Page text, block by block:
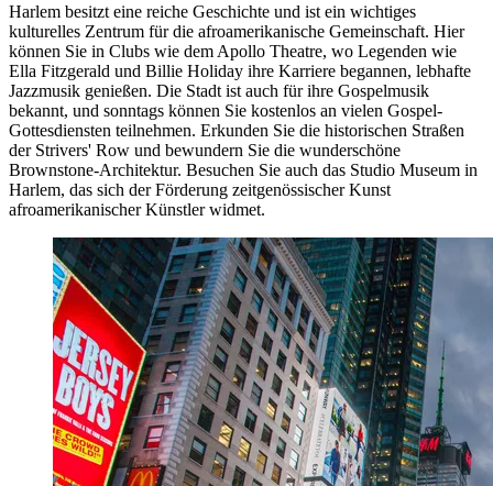
Harlem besitzt eine reiche Geschichte und ist ein wichtiges
kulturelles Zentrum für die afroamerikanische Gemeinschaft. Hier
können Sie in Clubs wie dem Apollo Theatre, wo Legenden wie
Ella Fitzgerald und Billie Holiday ihre Karriere begannen, lebhafte
Jazzmusik genießen. Die Stadt ist auch für ihre Gospelmusik
bekannt, und sonntags können Sie kostenlos an vielen Gospel-
Gottesdiensten teilnehmen. Erkunden Sie die historischen Straßen
der Strivers' Row und bewundern Sie die wunderschöne
Brownstone-Architektur. Besuchen Sie auch das Studio Museum in
Harlem, das sich der Förderung zeitgenössischer Kunst
afroamerikanischer Künstler widmet.